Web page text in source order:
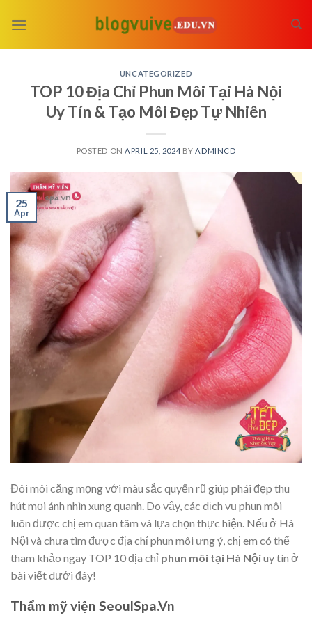
UNCATEGORIZED
TOP 10 Địa Chỉ Phun Môi Tại Hà Nội
Uy Tín & Tạo Môi Đẹp Tự Nhiên
POSTED ON APRIL 25, 2024 BY ADMINCD
25
Apr
Đôi môi căng mọng với màu sắc quyến rũ giúp phái đẹp thu
hút mọi ánh nhìn xung quanh. Do vậy, các dịch vụ phun môi
luôn được chị em quan tâm và lựa chọn thực hiện. Nếu ở Hà
Nội và chưa tìm được địa chỉ phun môi ưng ý, chị em có thể
tham khảo ngay TOP 10 địa chỉ phun môi tại Hà Nộiuy tín ở
bài viết dưới đây!
Thẩm mỹ viện SeoulSpa.Vn